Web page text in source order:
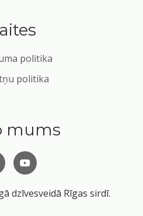
politika
politika
mums
dzīvesveidā Rīgas sirdī.